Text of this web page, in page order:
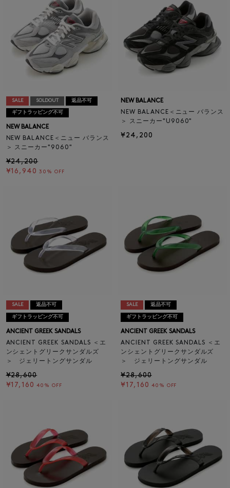
SALE SOLDOUT 返品不可
ギフトラッピング不可
NEW BALANCE
NEW BALANCE＜ニュー バランス
＞ スニーカー"9060"
¥24,200
¥16,940 30% OFF
NEW BALANCE
NEW BALANCE＜ニュー バランス
＞ スニーカー"U9060"
¥24,200
SALE 返品不可
ギフトラッピング不可
ANCIENT GREEK SANDALS
ANCIENT GREEK SANDALS ＜エ
ンシェントグリークサンダルズ
＞ ジェリートングサンダル
¥28,600
¥17,160 40% OFF
SALE 返品不可
ギフトラッピング不可
ANCIENT GREEK SANDALS
ANCIENT GREEK SANDALS ＜エ
ンシェントグリークサンダルズ
＞ ジェリートングサンダル
¥28,600
¥17,160 40% OFF